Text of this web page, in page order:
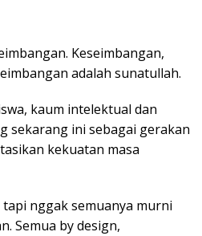
Keseimbangan,
adalah sunatullah.
kaum intelektual dan
sekarang ini sebagai gerakan
kekuatan masa
nggak semuanya murni
Semua by design,